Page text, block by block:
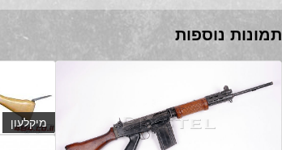
תמונות נוספות
מיקלעון